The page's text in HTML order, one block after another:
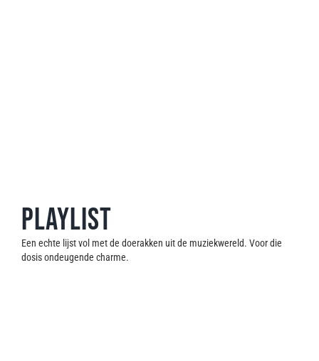
Playlist
Een echte lijst vol met de doerakken uit de muziekwereld. Voor die
dosis ondeugende charme.